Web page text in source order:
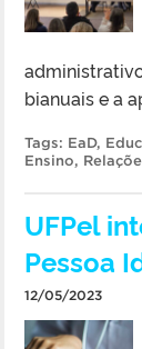
bianuais e a
Tags: EaD,
Ensino,
UFPel
Pessoa
12/05/2023